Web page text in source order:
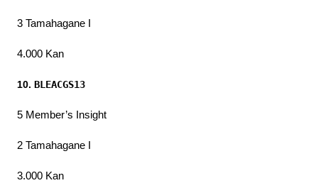
3 Tamahagane I
4.000 Kan
10. BLEACGS13
5 Member’s Insight
2 Tamahagane I
3.000 Kan